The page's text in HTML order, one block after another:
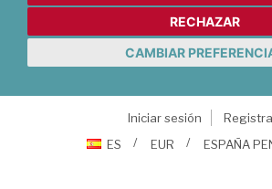
RECHAZAR
CAMBIAR
Iniciar sesión
ES
EUR ESPAÑA